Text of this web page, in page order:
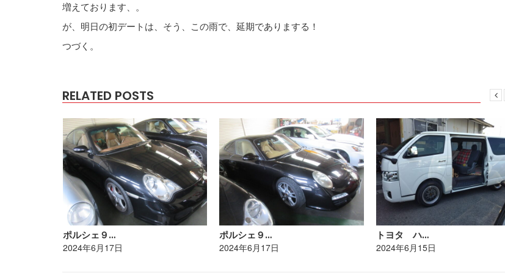
増えております、。
が、明日の初デートは、そう、この雨で、延期でありまする！
つづく。
RELATED POSTS
ポルシェ９…
2024年6月17日
ポルシェ９…
2024年6月17日
トヨタ ハ…
2024年6月15日